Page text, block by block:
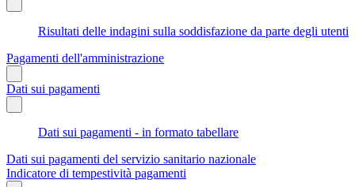
Risultati delle indagini sulla soddisfazione da parte degli utenti
Pagamenti dell'amministrazione
Dati sui pagamenti
Dati sui pagamenti - in formato tabellare
Dati sui pagamenti del servizio sanitario nazionale
Indicatore di tempestività pagamenti